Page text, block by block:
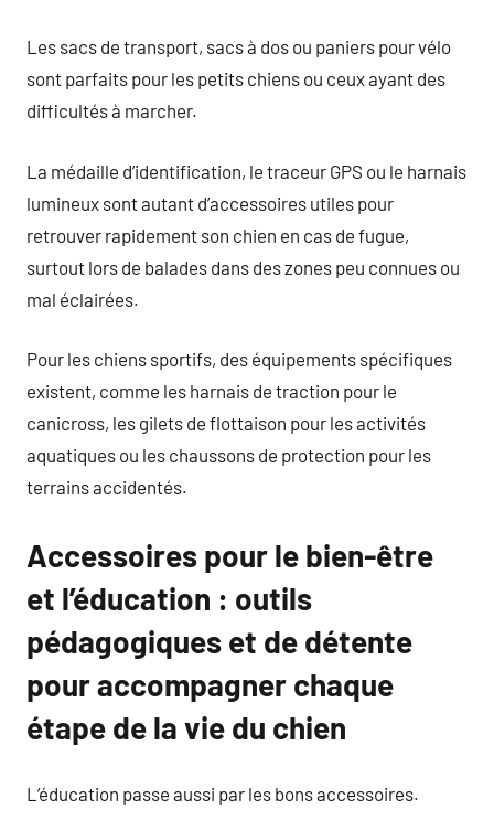
Les sacs de transport, sacs à dos ou paniers pour vélo
sont parfaits pour les petits chiens ou ceux ayant des
difficultés à marcher.
La médaille d’identification, le traceur GPS ou le harnais
lumineux sont autant d’accessoires utiles pour
retrouver rapidement son chien en cas de fugue,
surtout lors de balades dans des zones peu connues ou
mal éclairées.
Pour les chiens sportifs, des équipements spécifiques
existent, comme les harnais de traction pour le
canicross, les gilets de flottaison pour les activités
aquatiques ou les chaussons de protection pour les
terrains accidentés.
Accessoires pour le bien-être
et l’éducation : outils
pédagogiques et de détente
pour accompagner chaque
étape de la vie du chien
L’éducation passe aussi par les bons accessoires.